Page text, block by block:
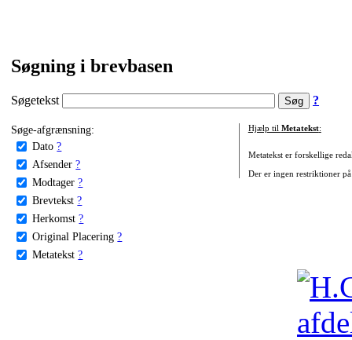
Søgning i brevbasen
Søgetekst ?
Søge-afgrænsning:
Dato ?
Afsender ?
Modtager ?
Brevtekst ?
Herkomst ?
Original Placering ?
Metatekst ?
Hjælp til Metatekst:
Metatekst er forskellige
Der er ingen restriktioner